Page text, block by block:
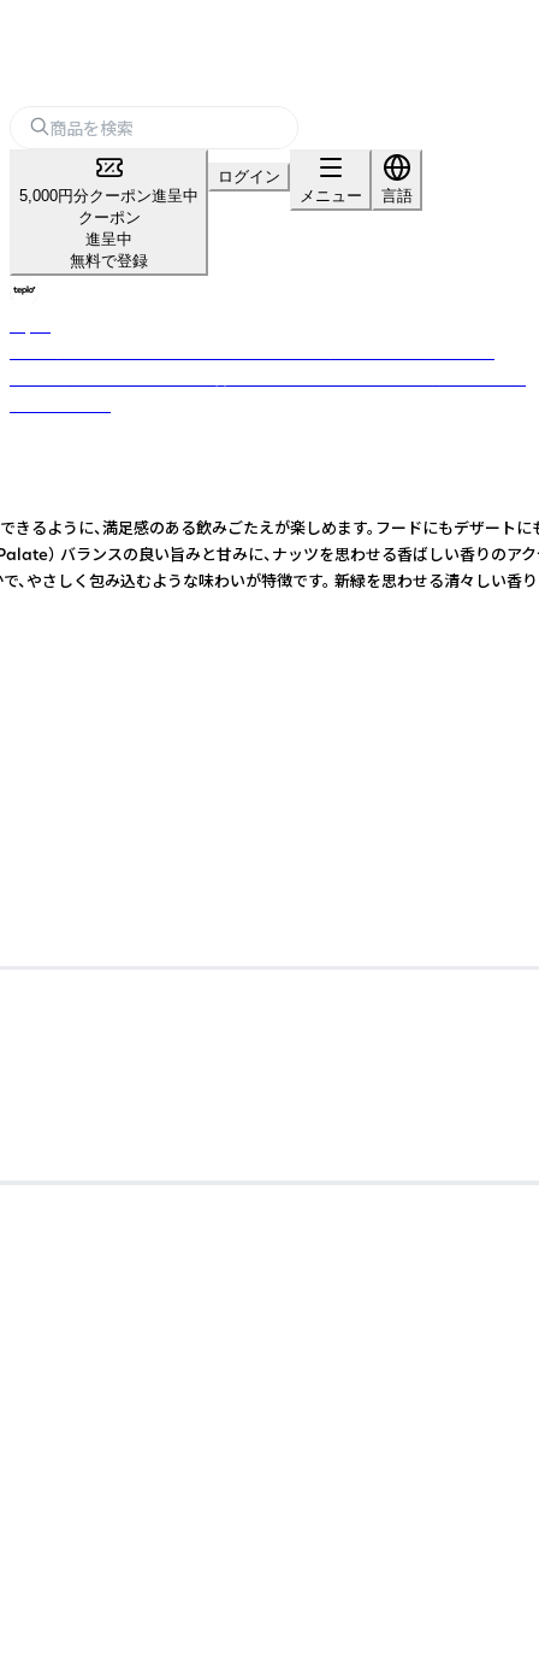
5,000円分クーポン進呈中
クーポン
進呈中
無料で登録
ログイン
メニュー
言語
うに、満足感のある飲みごたえが楽しめます。フードにもデザ
） バランスの良い旨みと甘みに、ナッツを思わせる香ばしい香
やさしく包み込むような味わいが特徴です。 新緑を思わせる清々し